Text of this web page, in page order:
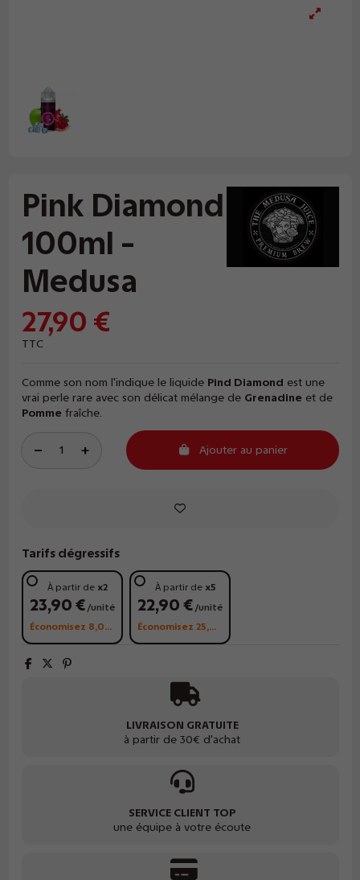
Pink Diamond
100ml -
Medusa
27,90 €
TTC
Comme son nom l'indique le liquide Pind Diamond est une
vrai perle rare avec son délicat mélange de Grenadineet de
Pommefraîche.
Ajouter au panier
Tarifs dégressifs
À partir de x2
23,90 € /unité
Économisez 8,00 €
À partir de x5
22,90 € /unité
Économisez 25,00 €
LIVRAISON GRATUITE
à partir de 30€ d'achat
SERVICE CLIENT TOP
une équipe à votre écoute